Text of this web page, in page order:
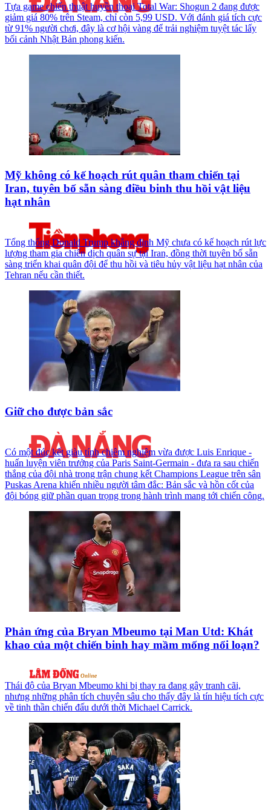
Tựa game chiến thuật huyền thoại Total War: Shogun 2 đang được
giảm giá 80% trên Steam, chỉ còn 5,99 USD. Với đánh giá tích cực
từ 91% người chơi, đây là cơ hội vàng để trải nghiệm tuyệt tác lấy
bối cảnh Nhật Bản phong kiến.
Mỹ không có kế hoạch rút quân tham chiến tại
Iran, tuyên bố sẵn sàng điều binh thu hồi vật liệu
hạt nhân
Tổng thống Donald Trump khẳng định Mỹ chưa có kế hoạch rút lực
lượng tham gia chiến dịch quân sự tại Iran, đồng thời tuyên bố sẵn
sàng triển khai quân đội để thu hồi và tiêu hủy vật liệu hạt nhân của
Tehran nếu cần thiết.
Giữ cho được bản sắc
Có một đúc kết giàu tính chiêm nghiệm vừa được Luis Enrique -
huấn luyện viên trưởng của Paris Saint-Germain - đưa ra sau chiến
thắng của đội nhà trong trận chung kết Champions League trên sân
Puskas Arena khiến nhiều người tâm đắc: Bản sắc và hồn cốt của
đội bóng giữ phần quan trọng trong hành trình mang tới chiến công.
Phản ứng của Bryan Mbeumo tại Man Utd: Khát
khao của một chiến binh hay mầm mống nổi loạn?
Thái độ của Bryan Mbeumo khi bị thay ra đang gây tranh cãi,
nhưng những phân tích chuyên sâu cho thấy đây là tín hiệu tích cực
về tinh thần chiến đấu dưới thời Michael Carrick.